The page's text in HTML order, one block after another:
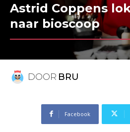
Astrid Coppens
naar bioscoop
DOOR BRU
Facebook